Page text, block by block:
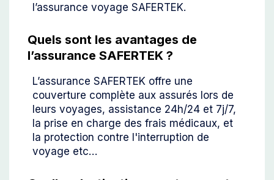
l’assurance voyage SAFERTEK.
Quels sont les avantages de
l’assurance SAFERTEK ?
L’assurance SAFERTEK offre une
couverture complète aux assurés lors de
leurs voyages, assistance 24h/24 et 7j/7,
la prise en charge des frais médicaux, et
la protection contre l'interruption de
voyage etc…